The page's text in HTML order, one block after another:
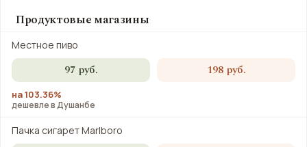
Продуктовые магазины
Местное пиво
97 руб. 198 руб.
на 103.36%
дешевле в Душанбе
Пачка сигарет Marlboro